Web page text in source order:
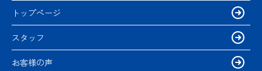
トップページ
スタッフ
お客様の声